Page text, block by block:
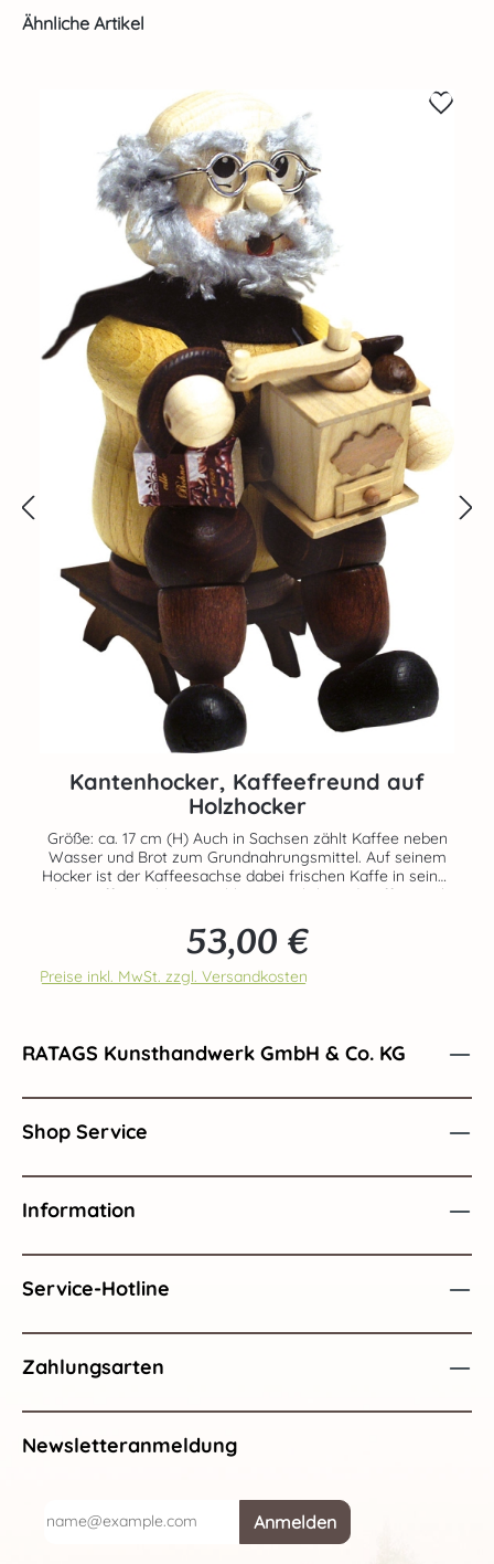
Produktgalerie überspringen
Ähnliche Artikel
Kantenhocker, Kaffeefreund auf
Holzhocker
Größe: ca. 17 cm (H) Auch in Sachsen zählt Kaffee neben
Wasser und Brot zum Grundnahrungsmittel. Auf seinem
Hocker ist der Kaffeesachse dabei frischen Kaffe in seiner
alten Kaffeemühle zu mahlen. Natürlich wird Kaffee auch
ausgeht. Der Oberkörper würde locker gebeizt und die
Hose in ein sattes braun getaucht. Echte Handarbeit aus
dem Hause RATAGS - Made in Germany - 100% original
Erzgebirge Angezündete Räucherkerzen nie
Regulärer Preis:
53,00 €
Preise inkl. MwSt. zzgl. Versandkosten
RATAGS Kunsthandwerk GmbH & Co. KG
Shop Service
Information
Service-Hotline
Zahlungsarten
Newsletteranmeldung
Anmelden